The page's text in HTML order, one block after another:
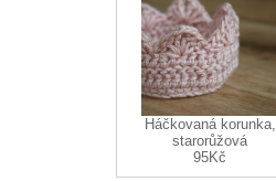
Háčkovaná korunka,
starorůžová
95Kč